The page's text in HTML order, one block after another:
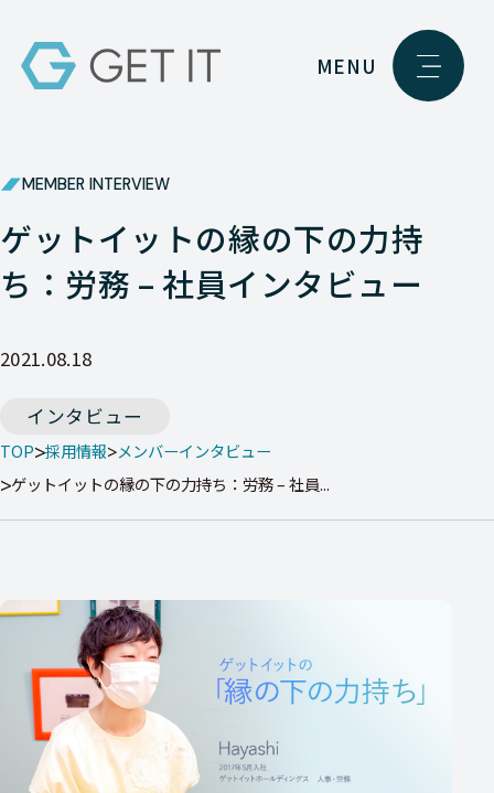
MENU
MEMBER INTERVIEW
ゲットイットの縁の下の力持
ち：労務 – 社員インタビュー
2021.08.18
インタビュー
TOP 採用情報 メンバーインタビュー
ゲットイットの縁の下の力持ち：労務 – 社員...